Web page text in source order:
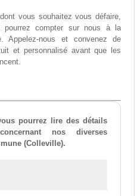
vous souhaitez vous défaire,
compter sur nous à la
Appelez-nous et convenez de
et personnalisé avant que les
pourrez lire des détails
nos diverses
(Colleville).